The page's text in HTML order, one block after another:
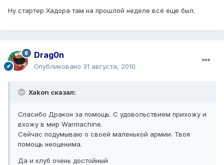
Ну стартер Хадора там на прошлой неделе всё еще был.
Drag0n
Опубликовано 31 августа, 2010
Xakon сказал:
Спасибо Дракон за помощь. С удовольствием прихожу и
вхожу в мир Warmachine.
Сейчас подумываю о своей маленькой армии. Твоя
помощь неоценима.
Да и клуб очень достойный